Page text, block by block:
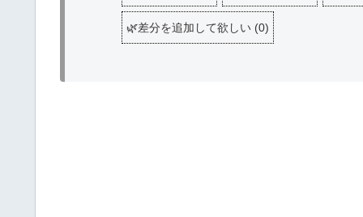
🌿差分を追加して欲しい (0)